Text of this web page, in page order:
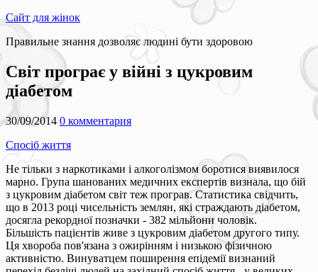
Сайт для жінок
Правильне знання дозволяє людині бути здоровою
Світ програє у війні з цукровим
діабетом
30/09/2014 0 комментария
Спосіб життя
Не тільки з наркотиками і алкоголізмом боротися виявилося
марно. Група шанованих медичних експертів визнала, що бій
з цукровим діабетом світ теж програв. Статистика свідчить,
що в 2013 році чисельність землян, які страждають діабетом,
досягла рекордної позначки - 382 мільйони чоловік.
Більшість пацієнтів живе з цукровим діабетом другого типу.
Ця хвороба пов'язана з ожирінням і низькою фізичною
активністю. Винуватцем поширення епідемії визнаний